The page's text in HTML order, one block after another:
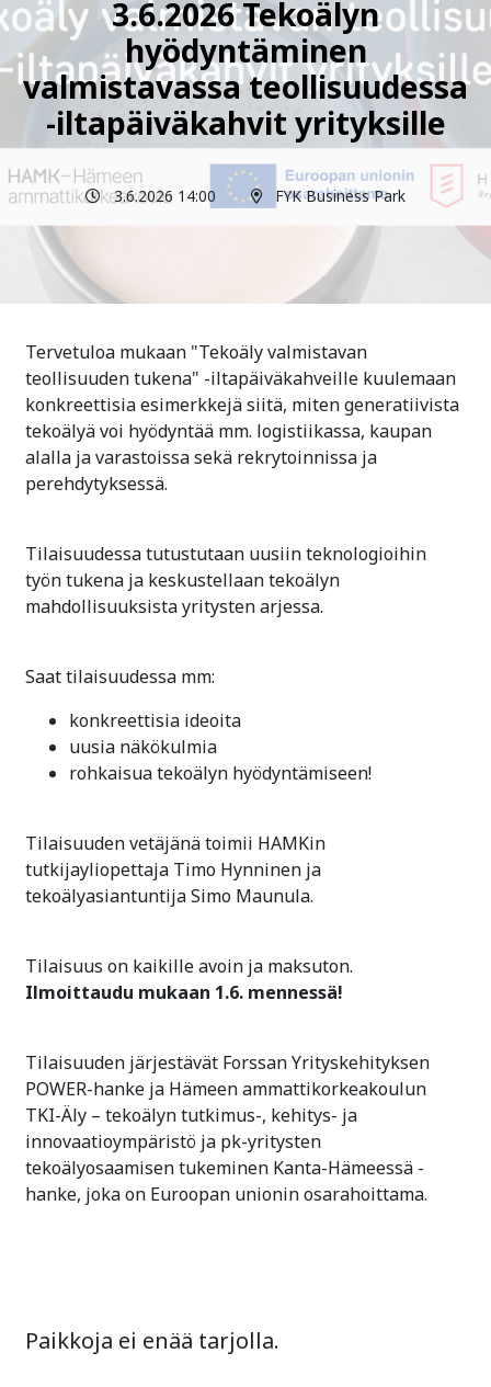
3.6.2026 Tekoälyn
hyödyntäminen
valmistavassa teollisuudessa
-iltapäiväkahvit yrityksille
3.6.2026 14:00 FYK Business Park
Tervetuloa mukaan "Tekoäly valmistavan
teollisuuden tukena" -iltapäiväkahveille kuulemaan
konkreettisia esimerkkejä siitä, miten generatiivista
tekoälyä voi hyödyntää mm. logistiikassa, kaupan
alalla ja varastoissa sekä rekrytoinnissa ja
perehdytyksessä.
Tilaisuudessa tutustutaan uusiin teknologioihin
työn tukena ja keskustellaan tekoälyn
mahdollisuuksista yritysten arjessa.
Saat tilaisuudessa mm:
konkreettisia ideoita
uusia näkökulmia
rohkaisua tekoälyn hyödyntämiseen!
Tilaisuuden vetäjänä toimii HAMKin
tutkijayliopettaja Timo Hynninen ja
tekoälyasiantuntija Simo Maunula.
Tilaisuus on kaikille avoin ja maksuton.
Ilmoittaudu mukaan 1.6. mennessä!
Tilaisuuden järjestävät Forssan Yrityskehityksen
POWER-hanke ja Hämeen ammattikorkeakoulun
TKI-Äly – tekoälyn tutkimus-, kehitys- ja
innovaatioympäristö ja pk-yritysten
tekoälyosaamisen tukeminen Kanta-Hämeessä -
hanke, joka on Euroopan unionin osarahoittama.
Paikkoja ei enää tarjolla.